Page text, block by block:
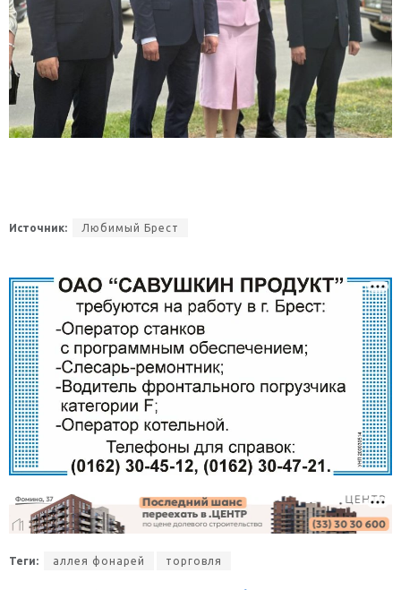
Источник: Любимый Брест
Теги: аллея фонарей торговля